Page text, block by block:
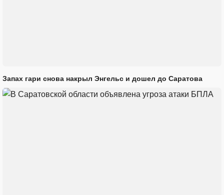
Запах гари снова накрыл Энгельс и дошел до Саратова